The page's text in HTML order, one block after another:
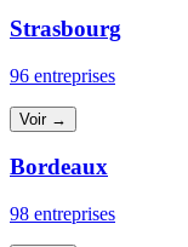
Strasbourg
96 entreprises
Voir →
Bordeaux
98 entreprises